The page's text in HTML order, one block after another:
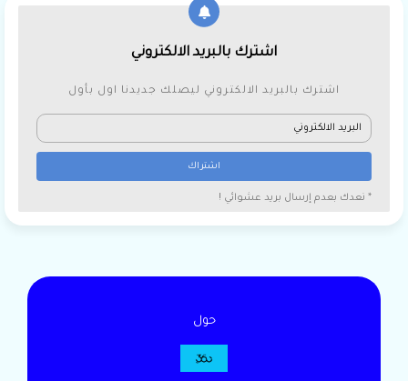
اشترك بالبريد الالكتروني
اشترك بالبريد الالكتروني ليصلك جديدنا اول بأول
* نعدك بعدم إرسال بريد عشوائي !
حول